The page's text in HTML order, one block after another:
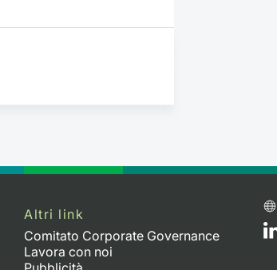
Altri link
Comitato Corporate Governance
Lavora con noi